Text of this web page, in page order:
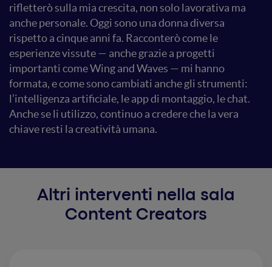
rifletterò sulla mia crescita, non solo lavorativa ma
anche personale. Oggi sono una donna diversa
rispetto a cinque anni fa. Racconterò come le
esperienze vissute — anche grazie a progetti
importanti come Wing and Waves — mi hanno
formata, e come sono cambiati anche gli strumenti:
l’intelligenza artificiale, le app di montaggio, le chat.
Anche se li utilizzo, continuo a credere che la vera
chiave resti la creatività umana.
Altri interventi nella sala
Content Creators